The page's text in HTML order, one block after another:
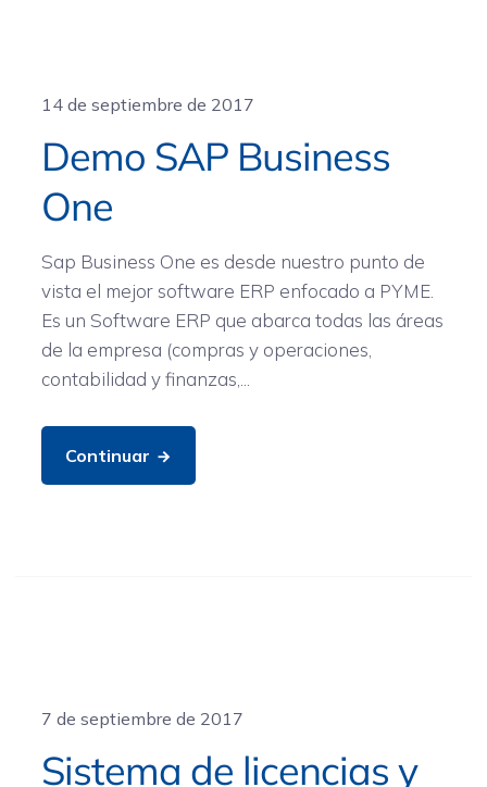
14 de septiembre de 2017
Demo SAP Business
One
Sap Business One es desde nuestro punto de
vista el mejor software ERP enfocado a PYME.
Es un Software ERP que abarca todas las áreas
de la empresa (compras y operaciones,
contabilidad y finanzas,...
Continuar
7 de septiembre de 2017
Sistema de licencias y